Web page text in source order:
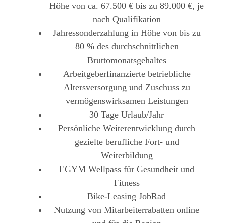
Höhe von ca. 67.500 € bis zu 89.000 €, je
nach Qualifikation
Jahressonderzahlung in Höhe von bis zu
80 % des durchschnittlichen
Bruttomonatsgehaltes
Arbeitgeberfinanzierte betriebliche
Altersversorgung und Zuschuss zu
vermögenswirksamen Leistungen
30 Tage Urlaub/Jahr
Persönliche Weiterentwicklung durch
gezielte berufliche Fort- und
Weiterbildung
EGYM Wellpass für Gesundheit und
Fitness
Bike-Leasing JobRad
Nutzung von Mitarbeiterrabatten online